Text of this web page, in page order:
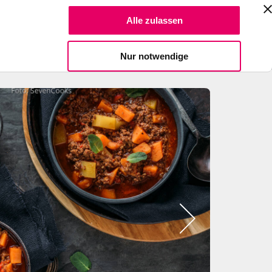
Alle zulassen
Nur notwendige
Spendiere einen Kaffee
Suche
Bild
2
zeigen